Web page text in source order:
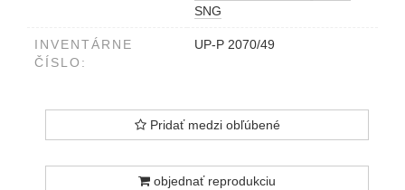
SNG
INVENTÁRNE
ČÍSLO:
UP-P 2070/49
Pridať medzi obľúbené
objednať reprodukciu